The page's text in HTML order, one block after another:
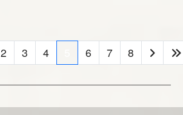
2 3 4 6 7 8